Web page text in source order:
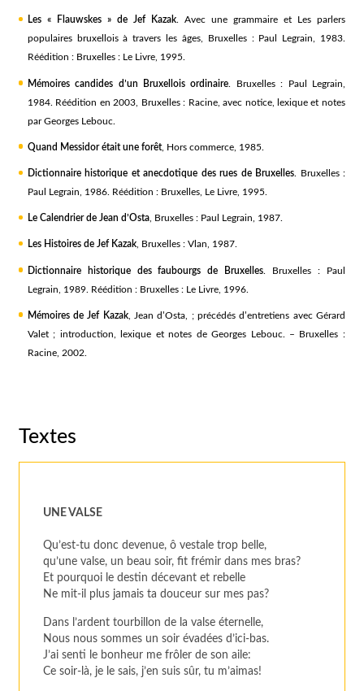
Les « Flauwskes » de Jef Kazak. Avec une grammaire et Les parlers
populaires bruxellois à travers les âges, Bruxelles : Paul Legrain, 1983.
Réédition : Bruxelles : Le Livre, 1995.
Mémoires candides d’un Bruxellois ordinaire. Bruxelles : Paul Legrain,
1984. Réédition en 2003, Bruxelles : Racine, avec notice, lexique et notes
par Georges Lebouc.
Quand Messidor était une forêt, Hors commerce, 1985.
Dictionnaire historique et anecdotique des rues de Bruxelles. Bruxelles :
Paul Legrain, 1986. Réédition : Bruxelles, Le Livre, 1995.
Le Calendrier de Jean d’Osta, Bruxelles : Paul Legrain, 1987.
Les Histoires de Jef Kazak, Bruxelles : Vlan, 1987.
Dictionnaire historique des faubourgs de Bruxelles. Bruxelles : Paul
Legrain, 1989. Réédition : Bruxelles : Le Livre, 1996.
Mémoires de Jef Kazak, Jean d’Osta, ; précédés d’entretiens avec Gérard
Valet ; introduction, lexique et notes de Georges Lebouc. – Bruxelles :
Racine, 2002.
Textes
UNE VALSE
Qu’est-tu donc devenue, ô vestale trop belle,
qu’une valse, un beau soir, fit frémir dans mes bras?
Et pourquoi le destin décevant et rebelle
Ne mit-il plus jamais ta douceur sur mes pas?
Dans l’ardent tourbillon de la valse éternelle,
Nous nous sommes un soir évadées d’ici-bas.
J’ai senti le bonheur me frôler de son aile:
Ce soir-là, je le sais, j’en suis sûr, tu m’aimas!